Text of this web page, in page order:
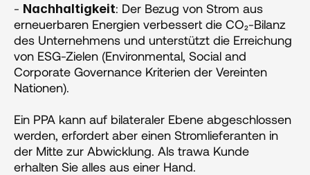
- Nachhaltigkeit: Der Bezug von Strom aus
erneuerbaren Energien verbessert die CO₂-Bilanz
des Unternehmens und unterstützt die Erreichung
von ESG-Zielen (Environmental, Social and
Corporate Governance Kriterien der Vereinten
Nationen)​​.
Ein PPA kann auf bilateraler Ebene abgeschlossen
werden, erfordert aber einen Stromlieferanten in
der Mitte zur Abwicklung. Als trawa Kunde
erhalten Sie alles aus einer Hand.